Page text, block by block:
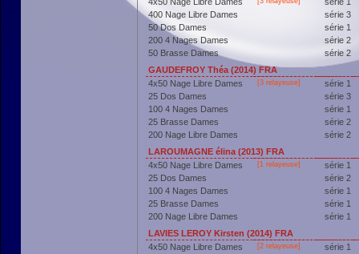
400 Nage Libre Dames
série 3
50 Dos Dames
série 1
200 4 Nages Dames
série 2
50 Brasse Dames
série 2
GAUDEFROY Théa (2014) FRA
4x50 Nage Libre Dames
[3 relayeuse]
série 1
25 Dos Dames
série 3
100 4 Nages Dames
série 1
25 Brasse Dames
série 2
200 Nage Libre Dames
série 2
LAROUMAGNE élina (2013) FRA
4x50 Nage Libre Dames
[1 relayeuse]
série 1
25 Dos Dames
série 2
100 4 Nages Dames
série 1
25 Brasse Dames
série 1
200 Nage Libre Dames
série 1
LAVIES LEROY Kirsten (2014) FRA
4x50 Nage Libre Dames
[2 relayeuse]
série 1